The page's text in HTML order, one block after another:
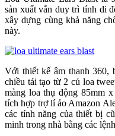
sản xuất vẫn duy trì tính di
xây dựng cùng khả năng
này.
Với thiết kế âm thanh 360,
chiều tái tạo từ 2 củ loa
màng loa thụ động 85mm
tích hợp trợ lí ảo Amazon
các tính năng của thiết bị
minh trong nhà bằng các